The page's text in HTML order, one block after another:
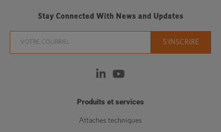
Stay Connected With News and Updates
Produits et services
Attaches techniques